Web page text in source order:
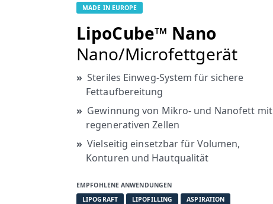
MADE IN EUROPE
LipoCube™ Nano
Nano/Microfettgerät
Steriles Einweg-System für sichere
Fettaufbereitung
Gewinnung von Mikro- und Nanofett mit
regenerativen Zellen
Vielseitig einsetzbar für Volumen,
Konturen und Hautqualität
EMPFOHLENE ANWENDUNGEN
LIPOGRAFT
LIPOFILLING
ASPIRATION